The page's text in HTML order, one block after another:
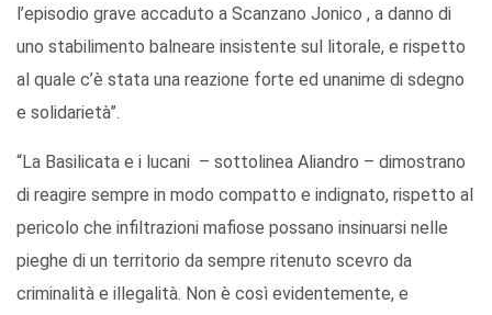
l’episodio grave accaduto a Scanzano Jonico , a danno di
uno stabilimento balneare insistente sul litorale, e rispetto
al quale c’è stata una reazione forte ed unanime di sdegno
e solidarietà”.
“La Basilicata e i lucani – sottolinea Aliandro – dimostrano
di reagire sempre in modo compatto e indignato, rispetto al
pericolo che infiltrazioni mafiose possano insinuarsi nelle
pieghe di un territorio da sempre ritenuto scevro da
criminalità e illegalità. Non è così evidentemente, e